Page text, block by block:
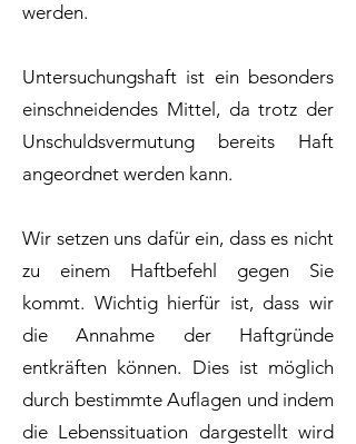
werden.
Untersuchungshaft ist ein besonders
einschneidendes Mittel, da trotz der
Unschuldsvermutung bereits Haft
angeordnet werden kann.
Wir setzen uns dafür ein, dass es nicht
zu einem Haftbefehl gegen Sie
kommt. Wichtig hierfür ist, dass wir
die Annahme der Haftgründe
entkräften können. Dies ist möglich
durch bestimmte Auflagen und indem
die Lebenssituation dargestellt wird